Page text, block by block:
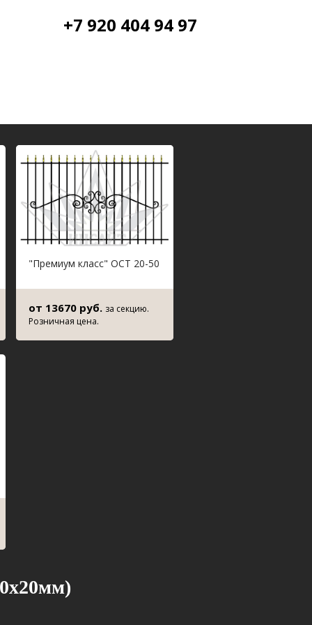
+7 920 404 94 97
"Премиум класс" ОСТ 20-50
от 13670 руб. за секцию.
Розничная цена.